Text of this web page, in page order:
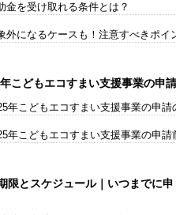
金を受け取れる条件とは？
外になるケースも！注意すべきポイ
こどもエコすまい支援事業の申
年こどもエコすまい支援事業の申請
年こどもエコすまい支援事業の申
限とスケジュール｜いつまでに申